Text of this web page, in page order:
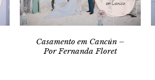
Casamento em Cancún –
Por Fernanda Floret